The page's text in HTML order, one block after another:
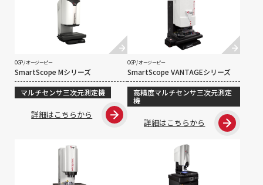
OGP / オージーピー
SmartScope Mシリーズ
マルチセンサ三次元測定機
詳細はこちらから
OGP / オージーピー
SmartScope VANTAGEシリーズ
高精度マルチセンサ三次元測定
機
詳細はこちらから